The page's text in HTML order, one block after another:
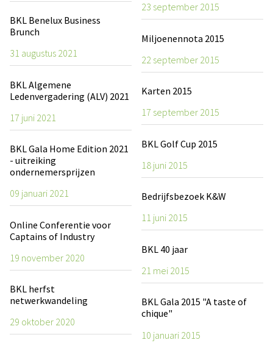
BKL Benelux Business
Brunch
31 augustus 2021
BKL Algemene
Ledenvergadering (ALV) 2021
17 juni 2021
BKL Gala Home Edition 2021
- uitreiking
ondernemersprijzen
09 januari 2021
Online Conferentie voor
Captains of Industry
19 november 2020
BKL herfst
netwerkwandeling
29 oktober 2020
23 september 2015
Miljoenennota 2015
22 september 2015
Karten 2015
17 september 2015
BKL Golf Cup 2015
18 juni 2015
Bedrijfsbezoek K&W
11 juni 2015
BKL 40 jaar
21 mei 2015
BKL Gala 2015 "A taste of
chique"
10 januari 2015